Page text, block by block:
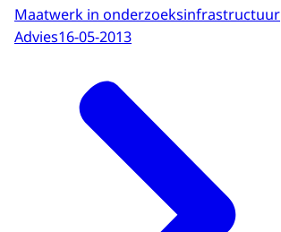
Maatwerk in onderzoeksinfrastructuur
Advies16-05-2013